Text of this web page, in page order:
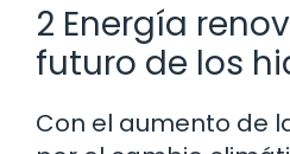
2 Energía
futuro de los
Con el aumento de